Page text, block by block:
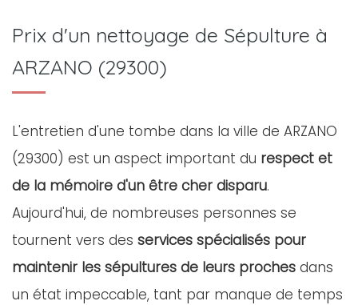
Prix d'un nettoyage de Sépulture à
ARZANO (29300)
L'entretien d'une tombe dans la ville de ARZANO
(29300) est un aspect important du respect et
de la mémoire d'un être cher disparu.
Aujourd'hui, de nombreuses personnes se
tournent vers des services spécialisés pour
maintenir les sépultures de leurs proches dans
un état impeccable, tant par manque de temps